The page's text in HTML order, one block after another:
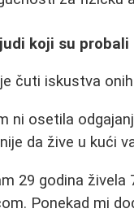
koji su
čuti iskustva
ni osetila
da žive u kući
29 godina živela
Ponekad mi